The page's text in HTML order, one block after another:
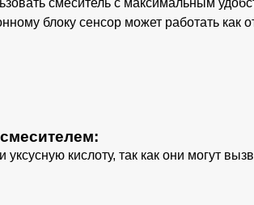
смеситель с максимальным
блоку сенсор может работать как
кислоту, так как они могут